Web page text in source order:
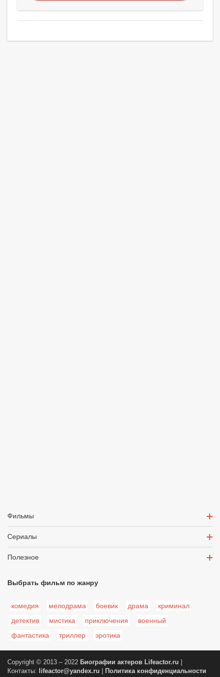
Фильмы
Сериалы
Полезное
Выбрать фильм по жанру
комедия мелодрама боевик драма
криминал
детектив
мистика приключения
военный
фантастика
триллер эротика
Copyright © 2013 – 2022 Биографии актеров Lifeactor.ru
Контакты:
lifeactor@yandex.ru Политика конфиденциальности